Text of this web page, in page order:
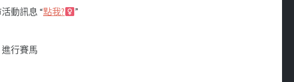
動訊息 “點我?‍ ”
進行賽馬